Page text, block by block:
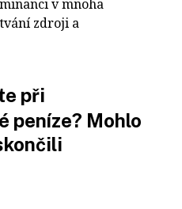
v mnoha
zdroji a
při
peníze? Mohlo